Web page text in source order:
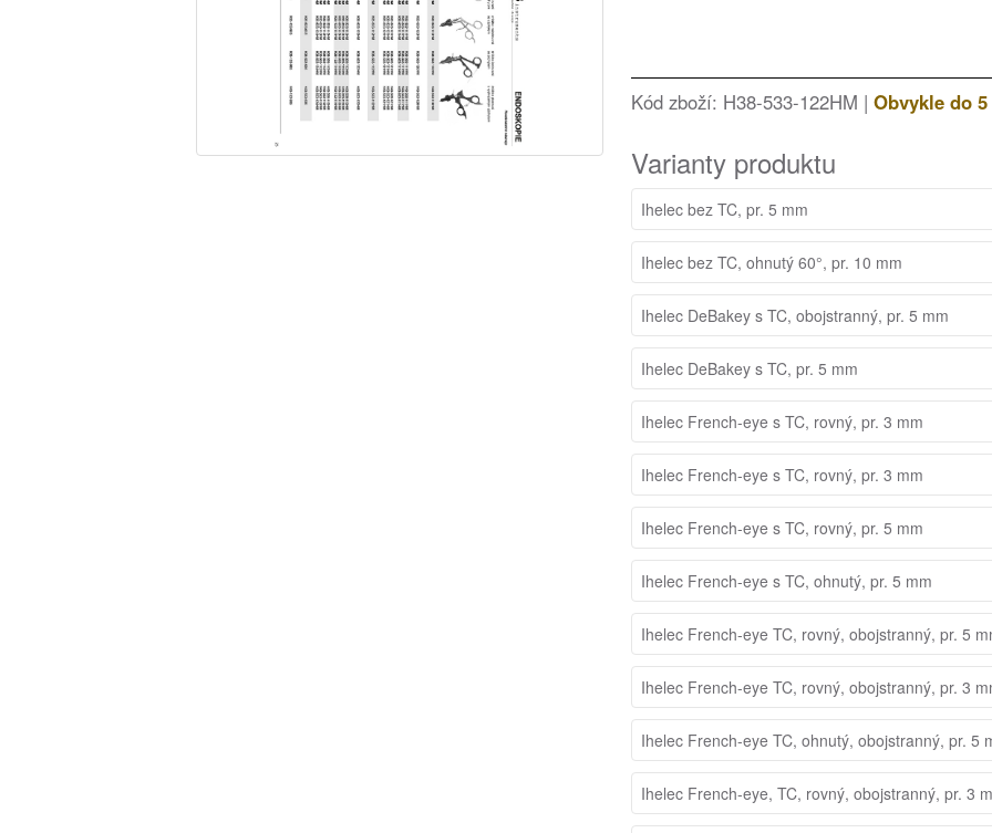
Kód zboží: H38-533-122HM | Obvykle do
Varianty produktu
Ihelec bez TC, pr. 5 mm
Ihelec bez TC, ohnutý 60°, pr. 10 mm
Ihelec DeBakey s TC, obojstranný, pr. 5 mm
Ihelec DeBakey s TC, pr. 5 mm
Ihelec French-eye s TC, rovný, pr. 3 mm
Ihelec French-eye s TC, rovný, pr. 3 mm
Ihelec French-eye s TC, rovný, pr. 5 mm
Ihelec French-eye s TC, ohnutý, pr. 5 mm
Ihelec French-eye TC, rovný, obojstranný, pr. 5
Ihelec French-eye TC, rovný, obojstranný, pr. 3
Ihelec French-eye TC, ohnutý, obojstranný, pr. 5
Ihelec French-eye, TC, rovný, obojstranný, pr. 3